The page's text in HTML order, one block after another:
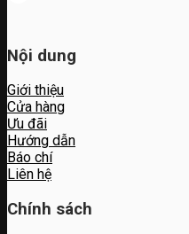
Nội dung
Giới thiệu
Cửa hàng
Ưu đãi
Hướng dẫn
Báo chí
Liên hệ
Chính sách